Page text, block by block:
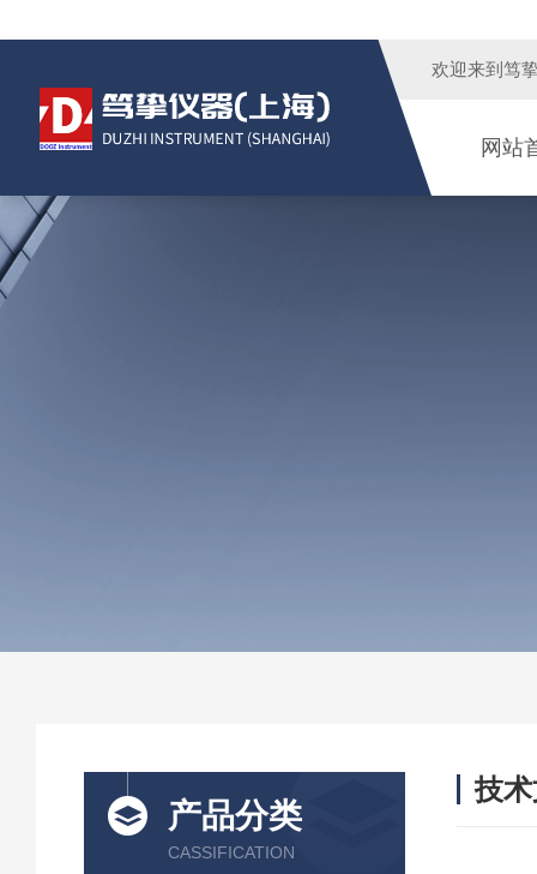
欢迎来到 笃
网站
产品分类
CASSIFICATION
技